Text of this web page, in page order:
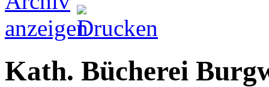
Kath. Bücherei